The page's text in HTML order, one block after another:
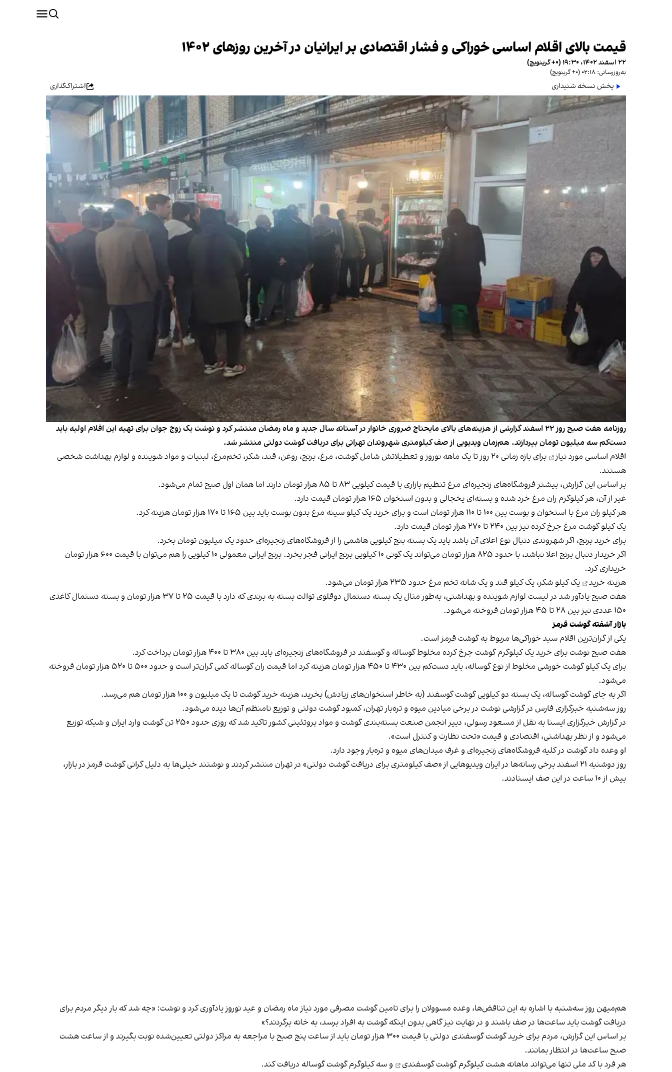
قیمت‌ بالای اقلام اساسی خوراکی و فشار اقتصادی بر ایرانیان در آخرین روزهای ۱۴۰۲
۲۲ اسفند ۱۴۰۲، ۱۹:۳۰ (‎+۰ گرینویچ)
به‌روزرسانی: ۰۲:۱۸ (‎+۰ گرینویچ)
پخش نسخه شنیداری اشتراک‌گذاری
روزنامه هفت صبح روز ۲۲ اسفند گزارشی از هزینه‌های بالای مایحتاج ضروری خانوار در آستانه سال جدید و ماه رمضان منتشر کرد و نوشت یک زوج جوان برای تهیه این اقلام اولیه باید
دست‌کم سه میلیون تومان بپردازند. هم‌زمان ویدیویی از صف کیلومتری شهروندان تهرانی برای دریافت گوشت دولتی منتشر شد.
اقلام اساسی مورد نیاز
برای بازه زمانی ۲۰ ‌روز تا یک ماهه نوروز و تعطیلاتش شامل گوشت، مرغ، برنج، روغن، قند، شکر، تخم‌مرغ، لبنیات و مواد شوینده و لوازم بهداشت شخصی
هستند.
بر اساس این گزارش، بیشتر فروشگاه‌های زنجیره‌ای مرغ تنظیم بازاری با قیمت کیلویی ۸۳ تا ۸۵ ‌هزار تومان دارند اما همان اول صبح تمام می‌شود.
غیر از آن، هر کیلوگرم ران مرغ خرد شده و بسته‌ای یخچالی و بدون استخوان ۱۶۵‌ هزار تومان قیمت دارد.
هر کیلو ران مرغ با استخوان و پوست بین ۱۰۰ تا ۱۱۰‌ هزار تومان است و برای خرید یک کیلو سینه مرغ بدون پوست باید بین ۱۶۵ تا ۱۷۰ ‌هزار تومان هزینه کرد.
یک کیلو گوشت مرغ چرخ کرده نیز بین ۲۴۰ تا ۲۷۰ ‌هزار تومان قیمت دارد.
برای خرید برنج، اگر شهروندی دنبال نوع اعلای آن باشد باید یک بسته پنج کیلویی هاشمی را از فروشگاه‌های زنجیره‌ای حدود یک میلیون تومان بخرد.
اگر خریدار دنبال برنج اعلا نباشد، با حدود ۸۲۵ ‌هزار تومان می‌تواند یک گونی ۱۰ کیلویی برنج ایرانی فجر بخرد. برنج ایرانی معمولی ۱۰ کیلویی را هم می‌توان با قیمت ۶۰۰ ‌هزار تومان
خریداری کرد.
هزینه خرید
یک کیلو شکر، یک کیلو قند و یک شانه تخم مرغ حدود ۲۳۵‌ هزار تومان می‌شود.
هفت صبح یادآور شد در لیست لوازم شوینده و بهداشتی، به‌طور مثال یک بسته دستمال دوقلوی توالت بسته به برندی که دارد با قیمت ۲۵ تا ۳۷ ‌هزار تومان و بسته دستمال کاغذی
۱۵۰ عددی نیز بین ۲۸ تا ۴۵‌ هزار تومان فروخته می‌شود.
بازار آشفته گوشت قرمز
یکی از گران‌ترین اقلام سبد خوراکی‌ها مربوط به گوشت قرمز است.
هفت صبح نوشت برای خرید یک کیلوگرم گوشت چرخ ‌کرده مخلوط گوساله و گوسفند در فروشگاه‌های زنجیره‌ای باید بین ۳۸۰ تا ۴۰۰ ‌هزار تومان پرداخت کرد.
برای یک کیلو گوشت خورشی مخلوط از نوع گوساله، باید دست‌کم بین ۴۳۰ تا ۴۵۰‌ هزار تومان هزینه کرد اما قیمت ران گوساله کمی گران‌تر است و حدود ۵۰۰ تا ۵۲۰ ‌هزار تومان فروخته
می‌شود.
اگر به جای گوشت گوساله، یک بسته دو کیلویی گوشت گوسفند (به خاطر استخوان‌های زیادش) بخرید، هزینه خرید گوشت تا یک میلیون و ۱۰۰‌ هزار تومان هم می‌رسد.
روز سه‌شنبه خبرگزاری فارس در گزارشی نوشت در برخی میادین میوه‌ و‌ تره‌بار تهران، کمبود گوشت دولتی و توزیع نامنظم آن‌ها دیده می‌شود.
در گزارش خبرگزاری ایسنا به نقل از مسعود رسولی، دبیر انجمن صنعت بسته‌بندی گوشت و مواد پروتئینی کشور تاکید شد که روزی حدود ۲۵۰ تن گوشت وارد ایران و شبکه توزیع
می‌شود و از نظر بهداشتی، اقتصادی و قیمت «تحت نظارت و کنترل است».
او وعده داد گوشت در کلیه فروشگاه‌های زنجیره‌ای و غرف میدان‌های میوه و تره‌بار وجود دارد.
روز دوشنبه ۲۱ اسفند برخی رسانه‌ها در ایران ویدیوهایی از «صف کیلومتری برای دریافت گوشت دولتی» در تهران
منتشر کردند و نوشتندخیلی‌ها به دلیل گرانی گوشت قرمز در بازار،
بیش از ۱۰ ساعت در این صف ایستادند.
هم‌میهن روز سه‌شنبه با اشاره به این تناقض‌ها، وعده مسوولان را برای تامین گوشت مصرفی مورد نیاز ماه رمضان و عید نوروزیادآوری کرد و نوشت: «چه شد که بار دیگر مردم برای
دریافت گوشت باید ساعت‌ها در صف باشند و در نهایت نیز گاهی بدون اینکه گوشت به افراد برسد، به خانه برگردند؟»
بر اساس این گزارش، مردم برای خرید گوشت گوسفندی دولتی با قیمت ۳۰۰ هزار تومان باید از ساعت پنج صبح با مراجعه به مراکز دولتی تعیین‌شده نوبت بگیرند و از ساعت هشت
صبح ساعت‌ها در انتظار بمانند.
هر فرد با کد ملی تنها می‌تواند ماهانه هشت کیلوگرمگوشت گوسفندی
و سه کیلوگرم گوشت گوساله دریافت کند.